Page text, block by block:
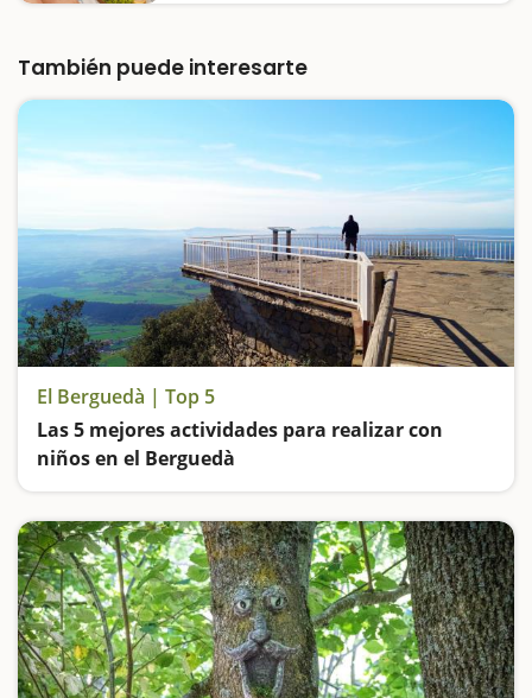
Esta área ofrece: mesas, bancos, barbacoas,
una…
También puede interesarte
El Berguedà | Top 5
Las 5 mejores actividades para realizar con
niños en el Berguedà